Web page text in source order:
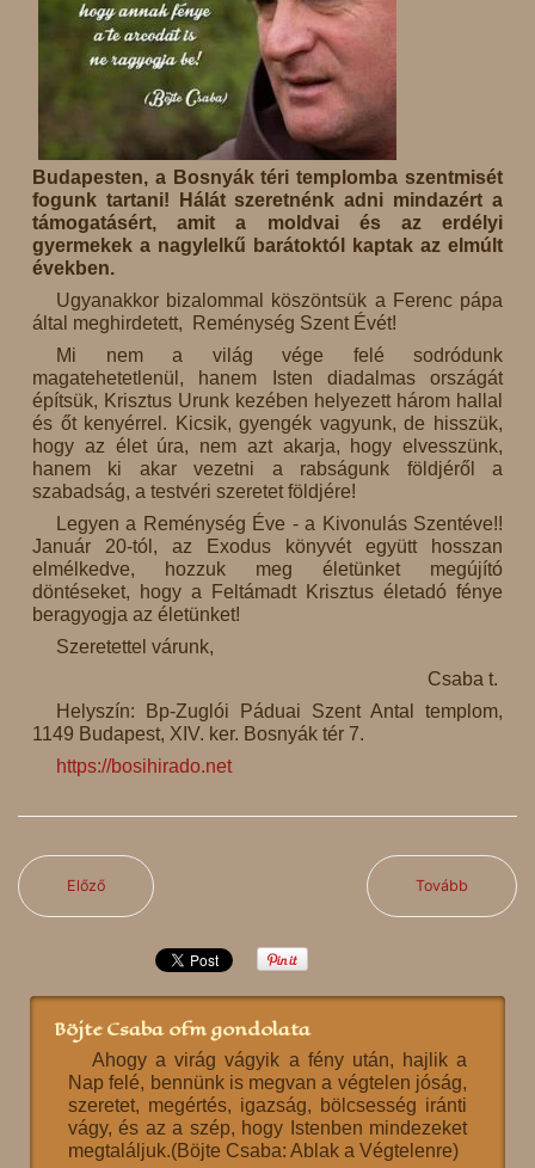
Budapesten, a Bosnyák téri templomba szentmisét
fogunk tartani! Hálát szeretnénk adni mindazért a
támogatásért, amit a moldvai és az erdélyi
gyermekek a nagylelkű barátoktól kaptak az elmúlt
években.
Ugyanakkor bizalommal köszöntsük a Ferenc pápa
által meghirdetett, Reménység Szent Évét!
Mi nem a világ vége felé sodródunk
magatehetetlenül, hanem Isten diadalmas országát
építsük, Krisztus Urunk kezében helyezett három hallal
és őt kenyérrel. Kicsik, gyengék vagyunk, de hisszük,
hogy az élet úra, nem azt akarja, hogy elvesszünk,
hanem ki akar vezetni a rabságunk földjéről a
szabadság, a testvéri szeretet földjére!
Legyen a Reménység Éve - a Kivonulás Szentéve!!
Január 20-tól, az Exodus könyvét együtt hosszan
elmélkedve, hozzuk meg életünket megújító
döntéseket, hogy a Feltámadt Krisztus életadó fénye
beragyogja az életünket!
Szeretettel várunk,
Csaba t.
Helyszín: Bp-Zuglói Páduai Szent Antal templom,
1149 Budapest, XIV. ker. Bosnyák tér 7.
https://bosihirado.net
Előző Tovább
Böjte Csaba ofm gondolata
Ahogy a virág vágyik a fény után, hajlik a
Nap felé, bennünk is megvan a végtelen jóság,
szeretet, megértés, igazság, bölcsesség iránti
vágy, és az a szép, hogy Istenben mindezeket
megtaláljuk.(Böjte Csaba: Ablak a Végtelenre)